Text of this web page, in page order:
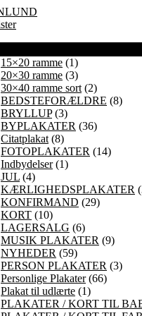
15×20 ramme (1)
20×30 ramme (3)
30×40 ramme sort (2)
BEDSTEFORÆLDRE (8)
BRYLLUP(3)
BYPLAKATER (36)
Citatplakat (8)
FOTOPLAKATER (14)
Indbydelser(1)
JUL (4)
KÆRLIGHEDSPLAKATER
KONFIRMAND (29)
KORT (10)
LAGERSALG (6)
MUSIK PLAKATER (9)
NYHEDER (59)
PERSON PLAKATER (3)
Personlige Plakater(66)
Plakat til udlærte (1)
PLAKATER / KORT TIL